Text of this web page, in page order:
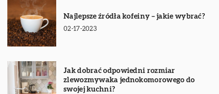
Najlepsze źródła kofeiny – jakie wybrać?
02-17-2023
Jak dobrać odpowiedni rozmiar
zlewozmywaka jednokomorowego do
swojej kuchni?